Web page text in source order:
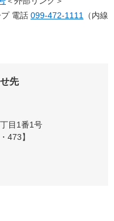
電話 099-472-1111
（内線
先
目1番1号
473】